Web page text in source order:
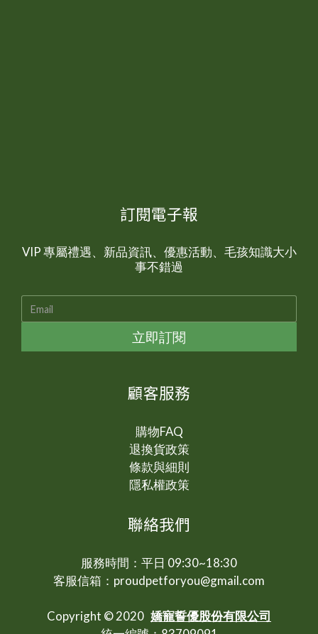
訂閱電子報
VIP 專屬禮遇、新品資訊、優惠活動、毛孩知識大小
事不錯過
立即訂閱
顧客服務
購物FAQ
退換貨政策
條款與細則
隱私權政策
聯絡我們
服務時間：平日 09:30~18:30
客服信箱：proudpetforyou@gmail.com
Copyright © 2020 嬌寵誓優股份有限公司